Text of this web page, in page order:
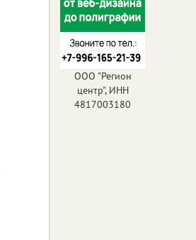
ООО "Регион
центр", ИНН
4817003180